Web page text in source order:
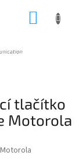
tlačítko
Motorola
Motorola